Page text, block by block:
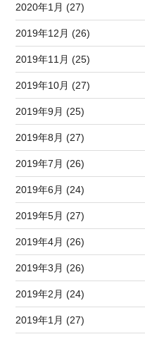
2020年1月 (27)
2019年12月 (26)
2019年11月 (25)
2019年10月 (27)
2019年9月 (25)
2019年8月 (27)
2019年7月 (26)
2019年6月 (24)
2019年5月 (27)
2019年4月 (26)
2019年3月 (26)
2019年2月 (24)
2019年1月 (27)